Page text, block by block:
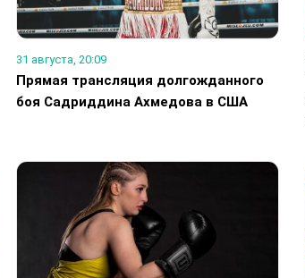
31 августа, 20:09
Прямая трансляция долгожданного
боя Садриддина Ахмедова в США